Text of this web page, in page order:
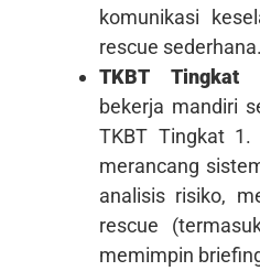
komunikasi
rescue sederhana.
TKBT Tingkat
bekerja mandiri
TKBT Tingkat 1.
merancang
analisis risiko,
rescue
memimpin